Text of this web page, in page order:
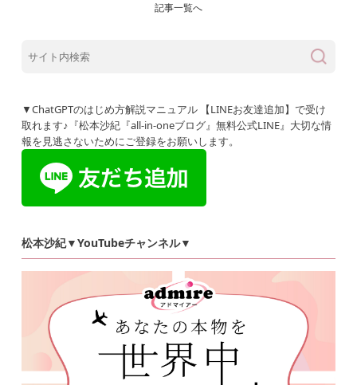
記事一覧へ
▼ChatGPTのはじめ方解説マニュアル 【LINEお友達追加】で受け
取れます♪『松本沙紀『all-in-oneブログ』無料公式LINE』大切な情
報を見逃さないためにご登録をお願いします。
松本沙紀▼YouTubeチャンネル▼